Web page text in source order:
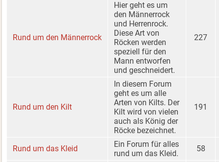
Rund um den Männerrock
Hier geht es um
den Männerrock
und Herrenrock.
Diese Art von
Röcken werden
speziell für den
Mann entworfen
und geschneidert.
227
Rund um den Kilt
In diesem Forum
geht es um alle
Arten von Kilts. Der
Kilt wird von vielen
auch als König der
Röcke bezeichnet.
191
Rund um das Kleid
Ein Forum für alles
rund um das Kleid.
58